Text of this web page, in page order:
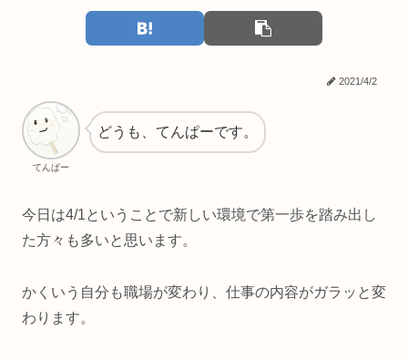
2021/4/2
てんぱー
どうも、てんぱーです。
今日は4/1ということで新しい環境で第一歩を踏み出し
た方々も多いと思います。
かくいう自分も職場が変わり、仕事の内容がガラッと変
わります。